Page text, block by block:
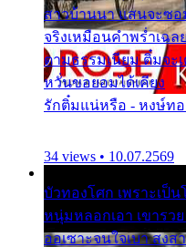
สาวบ้านนา แสนจะซ
จริงเหมือนคำพร่ำเฉ
ตามธรรมเนียม ติ๋มจะ
หวั่นขอยอมได้เคียง
รักติ๋มแน่หรือ - หงษ์ทอ
34 views • 10.07.2569
บัวทองโศก เพราะเป็
หนุ่มหลอกเอา เขารว
ออเซาะจนใจเบา สงส